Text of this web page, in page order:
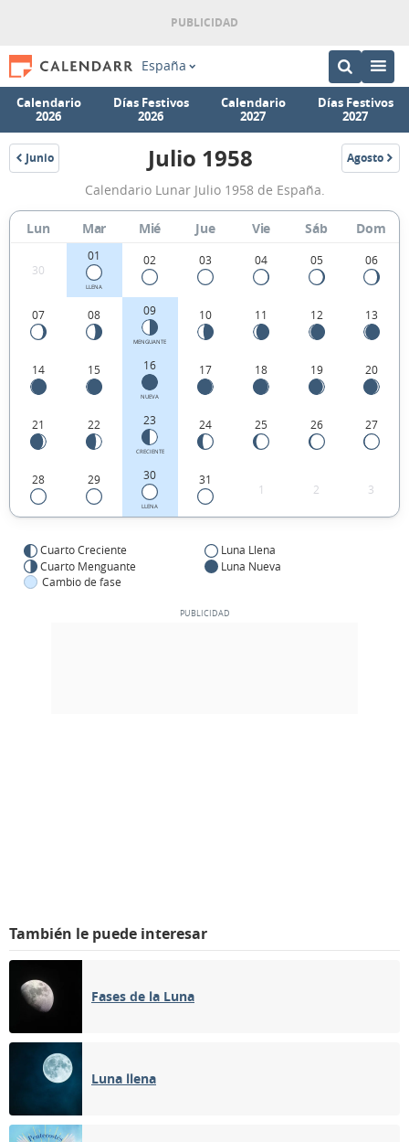
España
Calendario
2026
Días Festivos
2026
Calendario
2027
Días Festivos
2027
Junio
1958
Calendario
Lunar
Julio
1958
de
España.
Julio 1958 Agosto
1958
Calendario Lunar Julio 1958 de España.
Lun Mar Mié Jue Vie Sáb Dom
30
01
LLENA
02 03 04 05 06
07 08 09
MENGUANTE
10 11 12 13
14 15 16
NUEVA
17 18 19 20
21 22 23
CRECIENTE
24 25 26 27
28 29 30
LLENA
31
1 2 3
Cuarto Creciente
Luna Llena
Cuarto Menguante
Luna Nueva
Cambio de fase
También le puede interesar
Fases de la Luna
Luna llena